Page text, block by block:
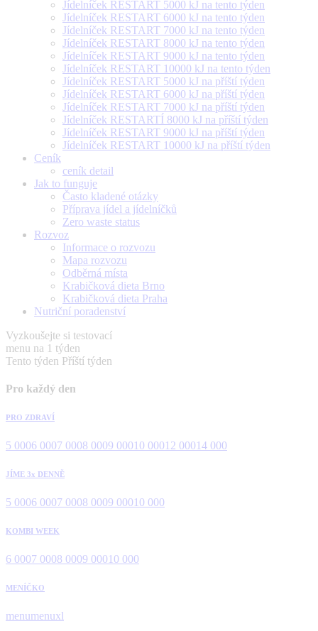
Jídelníček RESTART 5000 kJ na tento týden
Jídelníček RESTART 6000 kJ na tento týden
Jídelníček RESTART 7000 kJ na tento týden
Jídelníček RESTART 8000 kJ na tento týden
Jídelníček RESTART 9000 kJ na tento týden
Jídelníček RESTART 10000 kJ na tento týden
Jídelníček RESTART 5000 kJ na příští týden
Jídelníček RESTART 6000 kJ na příští týden
Jídelníček RESTART 7000 kJ na příští týden
Jídelníček RESTARTÍ 8000 kJ na příští týden
Jídelníček RESTART 9000 kJ na příští týden
Jídelníček RESTART 10000 kJ na příští týden
Ceník
ceník detail
Jak to funguje
Často kladené otázky
Příprava jídel a jídelníčků
Zero waste status
Rozvoz
Informace o rozvozu
Mapa rozvozu
Odběrná místa
Krabičková dieta Brno
Krabičková dieta Praha
Nutriční poradenství
Vyzkoušejte si testovací
menu na 1 týden
Tento týden Příští týden
Pro každý den
PRO ZDRAVÍ
5 0006 0007 0008 0009 00010 00012 00014 000
JÍME 3x DENNĚ
5 0006 0007 0008 0009 00010 000
KOMBI WEEK
6 0007 0008 0009 00010 000
MENÍČKO
menumenuxl